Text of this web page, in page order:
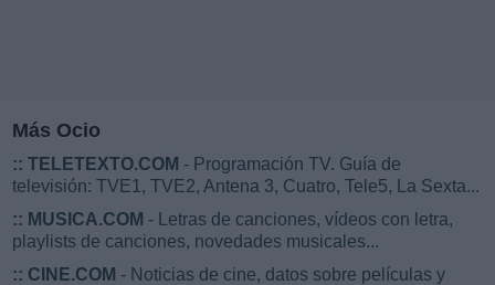
Más Ocio
:: TELETEXTO.COM - Programación TV. Guía de
televisión: TVE1, TVE2, Antena 3, Cuatro, Tele5, La Sexta...
:: MUSICA.COM - Letras de canciones, vídeos con letra,
playlists de canciones, novedades musicales...
:: CINE.COM - Noticias de cine, datos sobre películas y